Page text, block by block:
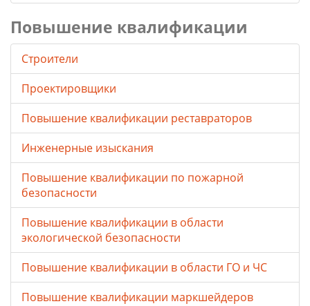
Повышение квалификации
Строители
Проектировщики
Повышение квалификации реставраторов
Инженерные изыскания
Повышение квалификации по пожарной
безопасности
Повышение квалификации в области
экологической безопасности
Повышение квалификации в области ГО и ЧС
Повышение квалификации маркшейдеров